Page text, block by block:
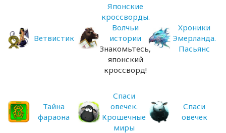
Ветвистик
Японские
кроссворды.
Волчьи
истории
Знакомьтесь,
японский
кроссворд!
Хроники
Эмерланда.
Пасьянс
Тайна
фараона
Спаси
овечек.
Крошечные
миры
Спаси
овечек